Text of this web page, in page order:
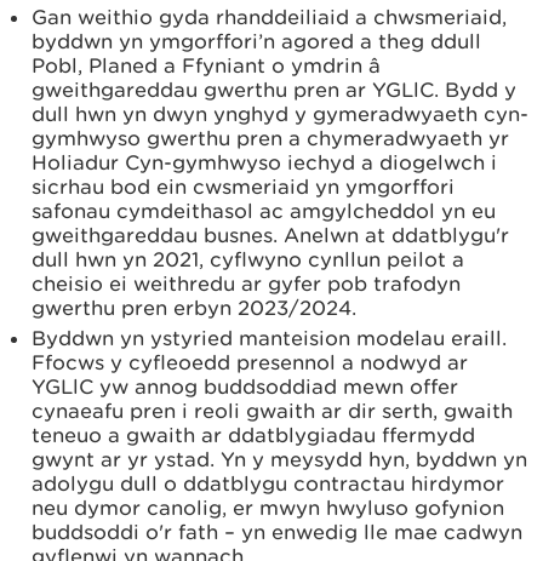
Gan weithio gyda rhanddeiliaid a chwsmeriaid,
byddwn yn ymgorffori’n agored a theg ddull
Pobl, Planed a Ffyniant o ymdrin â
gweithgareddau gwerthu pren ar YGLlC. Bydd y
dull hwn yn dwyn ynghyd y gymeradwyaeth cyn-
gymhwyso gwerthu pren a chymeradwyaeth yr
Holiadur Cyn-gymhwyso iechyd a diogelwch i
sicrhau bod ein cwsmeriaid yn ymgorffori
safonau cymdeithasol ac amgylcheddol yn eu
gweithgareddau busnes. Anelwn at ddatblygu'r
dull hwn yn 2021, cyflwyno cynllun peilot a
cheisio ei weithredu ar gyfer pob trafodyn
gwerthu pren erbyn 2023/2024.
Byddwn yn ystyried manteision modelau eraill.
Ffocws y cyfleoedd presennol a nodwyd ar
YGLlC yw annog buddsoddiad mewn offer
cynaeafu pren i reoli gwaith ar dir serth, gwaith
teneuo a gwaith ar ddatblygiadau ffermydd
gwynt ar yr ystad. Yn y meysydd hyn, byddwn yn
adolygu dull o ddatblygu contractau hirdymor
neu dymor canolig, er mwyn hwyluso gofynion
buddsoddi o'r fath – yn enwedig lle mae cadwyn
gyflenwi yn wannach.